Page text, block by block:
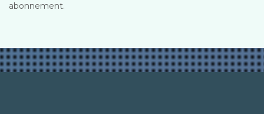
abonnement.